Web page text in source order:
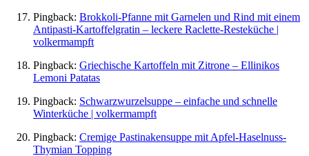
Pingback: Brokkoli-Pfanne mit Garnelen und Rind mit einem
Antipasti-Kartoffelgratin – leckere Raclette-Resteküche |
volkermampft
Pingback: Griechische Kartoffeln mit Zitrone – Ellinikos
Lemoni Patatas
Pingback: Schwarzwurzelsuppe – einfache und schnelle
Winterküche | volkermampft
Pingback: Cremige Pastinakensuppe mit Apfel-Haselnuss-
Thymian Topping